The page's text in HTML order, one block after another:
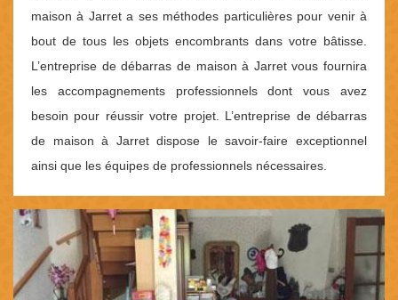
maison à Jarret a ses méthodes particulières pour venir à
bout de tous les objets encombrants dans votre bâtisse.
L’entreprise de débarras de maison à Jarret vous fournira
les accompagnements professionnels dont vous avez
besoin pour réussir votre projet. L’entreprise de débarras
de maison à Jarret dispose le savoir-faire exceptionnel
ainsi que les équipes de professionnels nécessaires.